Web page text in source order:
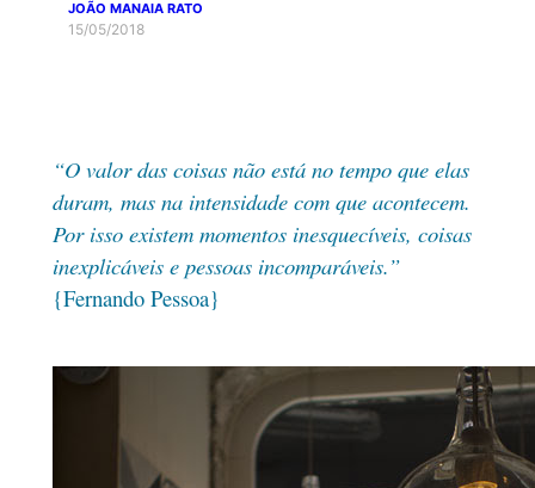
JOÃO MANAIA RATO
15/05/2018
“O valor das coisas não está no tempo que elas
duram, mas na intensidade com que acontecem.
Por isso existem momentos inesquecíveis, coisas
inexplicáveis e pessoas incomparáveis.”
{Fernando Pessoa}